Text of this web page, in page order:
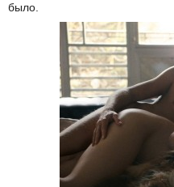
было.